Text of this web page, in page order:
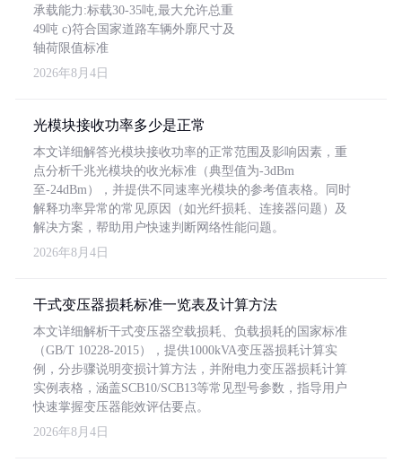
承载能力:标载30-35吨,最大允许总重
49吨 c)符合国家道路车辆外廓尺寸及
轴荷限值标准
2026年8月4日
光模块接收功率多少是正常
本文详细解答光模块接收功率的正常范围及影响因素，重
点分析千兆光模块的收光标准（典型值为-3dBm
至-24dBm），并提供不同速率光模块的参考值表格。同时
解释功率异常的常见原因（如光纤损耗、连接器问题）及
解决方案，帮助用户快速判断网络性能问题。
2026年8月4日
干式变压器损耗标准一览表及计算方法
本文详细解析干式变压器空载损耗、负载损耗的国家标准
（GB/T 10228-2015），提供1000kVA变压器损耗计算实
例，分步骤说明变损计算方法，并附电力变压器损耗计算
实例表格，涵盖SCB10/SCB13等常见型号参数，指导用户
快速掌握变压器能效评估要点。
2026年8月4日